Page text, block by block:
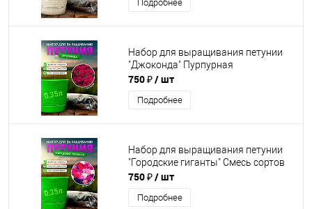
Подробнее
Набор для выращивания петунии
"Джоконда" Пурпурная
750 ₽/ шт
Подробнее
Набор для выращивания петунии
"Городские гиганты" Смесь сортов
750 ₽/ шт
Подробнее